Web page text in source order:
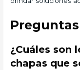
¿Cuáles son
chapas que